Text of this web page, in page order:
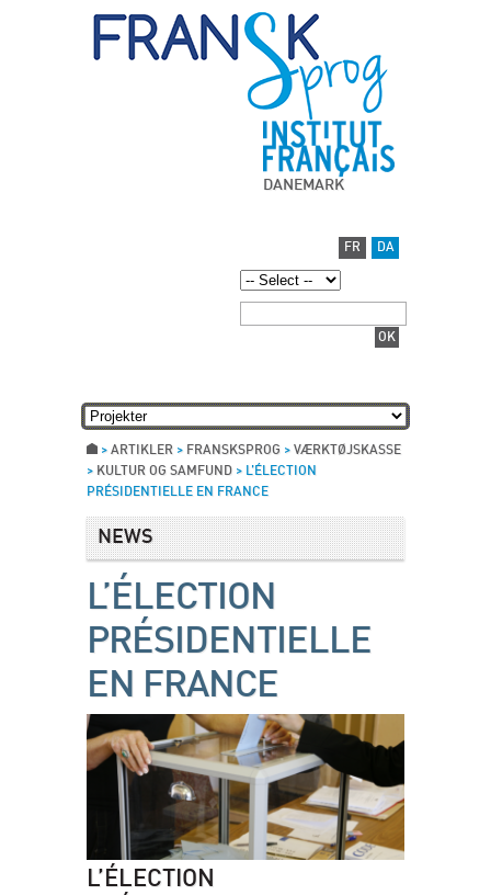
DANEMARK
FR DA
> ARTIKLER > FRANSKSPROG > VÆRKTØJSKASSE
> KULTUR OG SAMFUND > L’ÉLECTION
PRÉSIDENTIELLE EN FRANCE
NEWS
L’ÉLECTION
PRÉSIDENTIELLE
EN FRANCE
L’ÉLECTION